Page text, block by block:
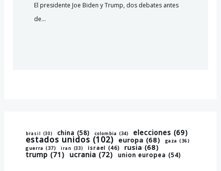
brasil (30) china (58) colombia (34) elecciones (69)
estados unidos (102) europa (68) gaza (36)
guerra (37) iran (33) israel (46) rusia (68)
trump (71) ucrania (72) union europea (54)
El presidente Joe Biden y Trump, dos debates antes
de…